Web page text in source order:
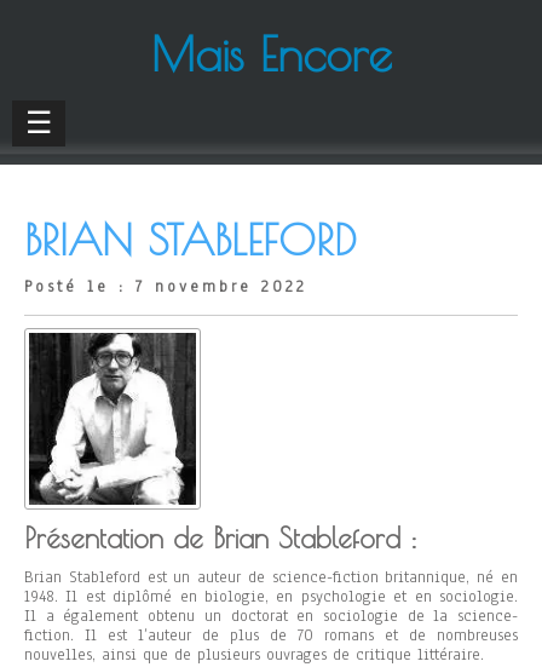
Mais Encore
☰
BRIAN STABLEFORD
Posté le : 7 novembre 2022
Présentation de Brian Stableford :
Brian Stableford est un auteur de science-fiction britannique, né en
1948. Il est diplômé en biologie, en psychologie et en sociologie.
Il a également obtenu un doctorat en sociologie de la science-
fiction. Il est l’auteur de plus de 70 romans et de nombreuses
nouvelles, ainsi que de plusieurs ouvrages de critique littéraire.